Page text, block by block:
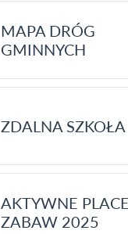
MAPA DRÓG
GMINNYCH
ZDALNA SZKOŁA
AKTYWNE PLACE
ZABAW 2025